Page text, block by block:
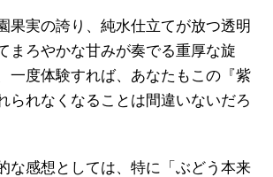
果実の誇り、純水仕立てが放つ透明
まろやかな甘みが奏でる重厚な旋
一度体験すれば、あなたもこの『紫
られなくなることは間違いないだろ
な感想としては、特に「ぶどう本来